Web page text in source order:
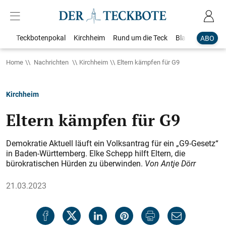
ABO
Teckbotenpokal Kirchheim Rund um die Teck Blaulicht
Home Nachrichten Kirchheim Eltern kämpfen für G9
Kirchheim
Eltern kämpfen für G9
Demokratie Aktuell läuft ein Volksantrag für ein „G9-Gesetz“
in Baden-Württemberg. Elke Schepp hilft Eltern, die
bürokratischen Hürden zu überwinden. Von Antje Dörr
21.03.2023